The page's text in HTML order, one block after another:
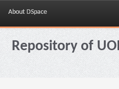
About DSpace
Repository of